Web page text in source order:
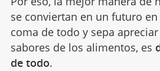
se conviertan en un futuro
coma de todo y sepa
sabores de los alimentos, es
de todo.